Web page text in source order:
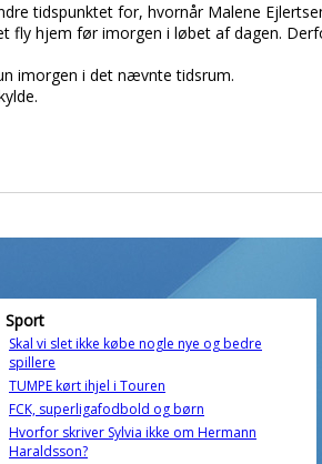
tidspunktet for, hvornår Malene
fly hjem før imorgen i løbet af dagen.
imorgen i det nævnte tidsrum.
Sport
Skal vi slet ikke købe nogle nye og bedre
spillere
TUMPE kørt ihjel i Touren
FCK, superligafodbold og børn
Hvorfor skriver Sylvia ikke om Hermann
Haraldsson?